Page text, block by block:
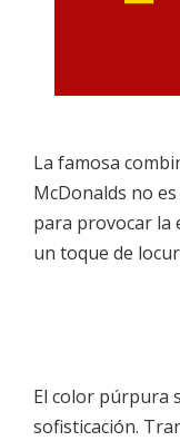
La famosa
McDonalds no
para provocar la
un toque de
El color púrpura
sofisticación.